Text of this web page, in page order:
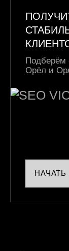
Подберём
Орёл и
НАЧАТЬ